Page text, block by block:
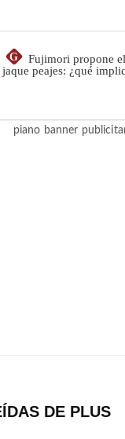
G
Fujimori propone
jaque peajes: ¿qué
DE PLUS